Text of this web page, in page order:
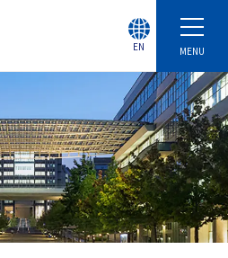
MENU
EN